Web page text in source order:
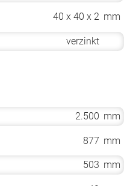
40 x 40 x 2 mm
verzinkt
2.500 mm
877 mm
503 mm